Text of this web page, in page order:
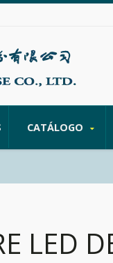
CATÁLOGO
LED